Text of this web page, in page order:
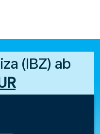
(IBZ) ab